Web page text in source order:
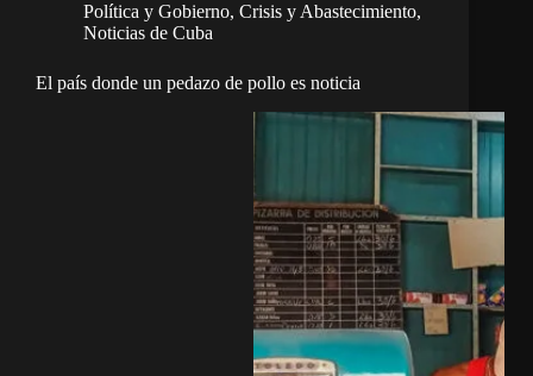
Política y Gobierno, Crisis y Abastecimiento,
Noticias de Cuba
El país donde un pedazo de pollo es noticia